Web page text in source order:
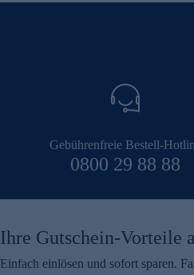
Gebührenfreie Bestell-
0800 29 88 88
Ihre Gutschein-Vorteile
Einfach einlösen und sofort sparen.